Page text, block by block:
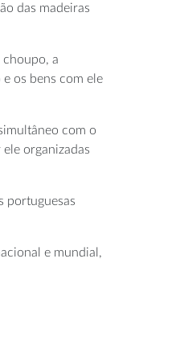
das madeiras
choupo, a
os bens com ele
com o
organizadas
portuguesas
e mundial,